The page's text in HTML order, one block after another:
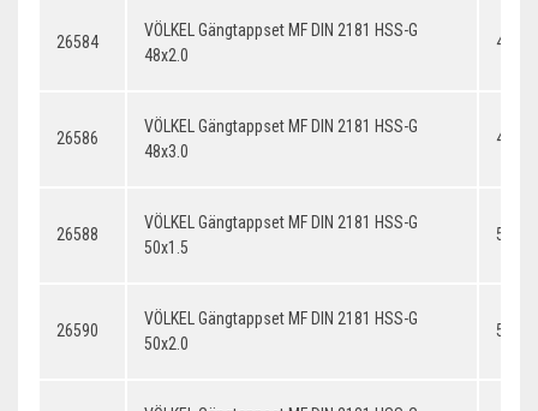
26584
VÖLKEL Gängtappset MF DIN 2181 HSS-G
48x2.0
26586
VÖLKEL Gängtappset MF DIN 2181 HSS-G
48x3.0
26588
VÖLKEL Gängtappset MF DIN 2181 HSS-G
50x1.5
26590
VÖLKEL Gängtappset MF DIN 2181 HSS-G
50x2.0